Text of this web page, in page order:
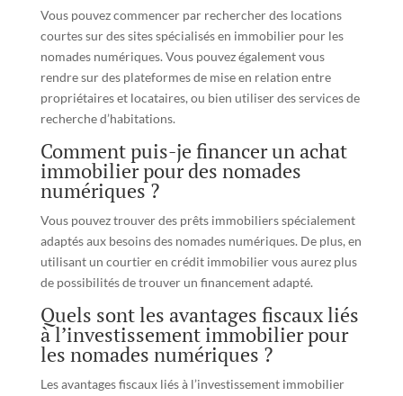
Vous pouvez commencer par rechercher des locations
courtes sur des sites spécialisés en immobilier pour les
nomades numériques. Vous pouvez également vous
rendre sur des plateformes de mise en relation entre
propriétaires et locataires, ou bien utiliser des services de
recherche d’habitations.
Comment puis-je financer un achat
immobilier pour des nomades
numériques ?
Vous pouvez trouver des prêts immobiliers spécialement
adaptés aux besoins des nomades numériques. De plus, en
utilisant un courtier en crédit immobilier vous aurez plus
de possibilités de trouver un financement adapté.
Quels sont les avantages fiscaux liés
à l’investissement immobilier pour
les nomades numériques ?
Les avantages fiscaux liés à l’investissement immobilier